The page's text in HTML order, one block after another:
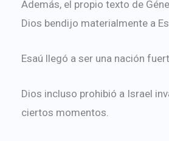
Además, el propio texto de
Dios bendijo materialmente a
Esaú llegó a ser una nación
Dios incluso prohibió a Israel
ciertos momentos.